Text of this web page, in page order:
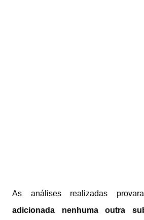
As análises realizadas
adicionada nenhuma outra